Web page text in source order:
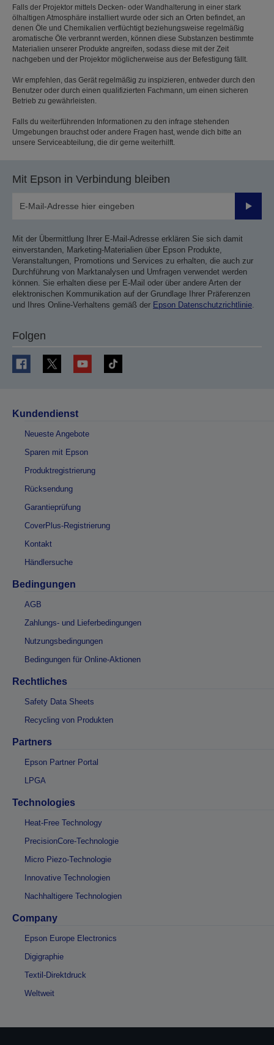
Falls der Projektor mittels Decken- oder Wandhalterung in einer stark
ölhaltigen Atmosphäre installiert wurde oder sich an Orten befindet, an
denen Öle und Chemikalien verflüchtigt beziehungsweise regelmäßig
aromatische Öle verbrannt werden, können diese Substanzen bestimmte
Materialien unserer Produkte angreifen, sodass diese mit der Zeit
nachgeben und der Projektor möglicherweise aus der Befestigung fällt.
Wir empfehlen, das Gerät regelmäßig zu inspizieren, entweder durch den
Benutzer oder durch einen qualifizierten Fachmann, um einen sicheren
Betrieb zu gewährleisten.
Falls du weiterführenden Informationen zu den infrage stehenden
Umgebungen brauchst oder andere Fragen hast, wende dich bitte an
unsere Serviceabteilung, die dir gerne weiterhilft.
Mit Epson in Verbindung bleiben
Mit der Übermittlung Ihrer E-Mail-Adresse erklären Sie sich damit
einverstanden, Marketing-Materialien über Epson Produkte,
Veranstaltungen, Promotions und Services zu erhalten, die auch zur
Durchführung von Marktanalysen und Umfragen verwendet werden
können. Sie erhalten diese per E-Mail oder über andere Arten der
elektronischen Kommunikation auf der Grundlage Ihrer Präferenzen
und Ihres Online-Verhaltens gemäß der Epson Datenschutzrichtlinie
Folgen
Kundendienst
Neueste Angebote
Sparen mit Epson
Produktregistrierung
Rücksendung
Garantieprüfung
CoverPlus-Registrierung
Kontakt
Händlersuche
Bedingungen
AGB
Zahlungs- und Lieferbedingungen
Nutzungsbedingungen
Bedingungen für Online-Aktionen
Rechtliches
Safety Data Sheets
Recycling von Produkten
Partners
Epson Partner Portal
LPGA
Technologies
Heat-Free Technology
PrecisionCore-Technologie
Micro Piezo-Technologie
Innovative Technologien
Nachhaltigere Technologien
Company
Epson Europe Electronics
Digigraphie
Textil-Direktdruck
Weltweit